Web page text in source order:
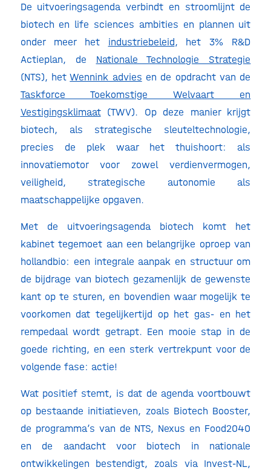
De uitvoeringsagenda verbindt en stroomlijnt de
biotech en life sciences ambities en plannen uit
onder meer het industriebeleid, het 3% R&D
Actieplan, de Nationale Technologie Strategie
(NTS), hetWennink advies en de opdracht van de
Taskforce Toekomstige Welvaart en
Vestigingsklimaat(TWV). Op deze manier krijgt
biotech, als strategische sleuteltechnologie,
precies de plek waar het thuishoort: als
innovatiemotor voor zowel verdienvermogen,
veiligheid, strategische autonomie als
maatschappelijke opgaven.
Met de uitvoeringsagenda biotech komt het
kabinet tegemoet aan een belangrijke oproep van
hollandbio: een integrale aanpak en structuur om
de bijdrage van biotech gezamenlijk de gewenste
kant op te sturen, en bovendien waar mogelijk te
voorkomen dat tegelijkertijd op het gas- en het
rempedaal wordt getrapt. Een mooie stap in de
goede richting, en een sterk vertrekpunt voor de
volgende fase: actie!
Wat positief stemt, is dat de agenda voortbouwt
op bestaande initiatieven, zoals Biotech Booster,
de programma’s van de NTS, Nexus en Food2040
en de aandacht voor biotech in nationale
ontwikkelingen bestendigt, zoals via Invest-NL,